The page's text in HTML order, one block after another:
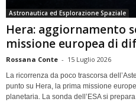
Astronautica ed Esplorazione Spaziale
Hera: aggiornamento
missione europea di
Rossana Conte - 15 Luglio 2026
La ricorrenza da poco trascorsa
punto su Hera, la prima missione
planetaria. La sonda dell’ESA si